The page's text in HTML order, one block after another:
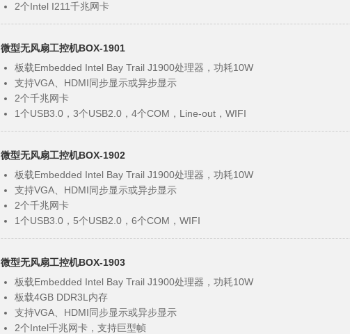
2个Intel I211千兆网卡
4个USB2.0，4个COM，VGA，WIFI
支持看门狗超时中断或复位
FCC CLASS A，CE，RoHS标准，符合3C标准
微型无风扇工控机BOX-1901
板载Embedded Intel Bay Trail J1900处理器，功耗10W
支持VGA、HDMI同步显示或异步显示
2个千兆网卡
1个USB3.0，3个USB2.0，4个COM，Line-out，WIFI
DC 12~19V宽范围电压输入
FCC CLASS A，CE，RoHS标准，符合3C标准
微型无风扇工控机BOX-1902
板载Embedded Intel Bay Trail J1900处理器，功耗10W
支持VGA、HDMI同步显示或异步显示
2个千兆网卡
1个USB3.0，5个USB2.0，6个COM，WIFI
DC 12~19V宽范围电压输入
FCC CLASS A，CE，RoHS标准，符合3C标准
微型无风扇工控机BOX-1903
板载Embedded Intel Bay Trail J1900处理器，功耗10W
板载4GB DDR3L内存
支持VGA、HDMI同步显示或异步显示
2个Intel千兆网卡，支持巨型帧